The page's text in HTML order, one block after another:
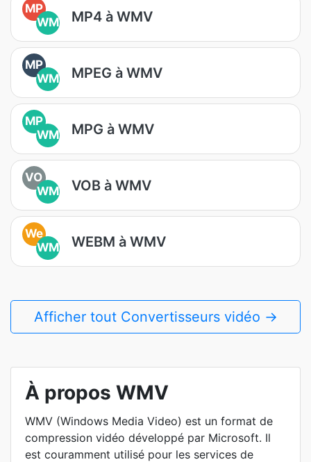
MP
WM
MP4 à WMV
MP
WM
MPEG à WMV
MP
WM
MPG à WMV
VO
WM
VOB à WMV
We
WM
WEBM à WMV
Afficher tout Convertisseurs vidéo →
À propos WMV
WMV (Windows Media Video) est un format de
compression vidéo développé par Microsoft. Il
est couramment utilisé pour les services de